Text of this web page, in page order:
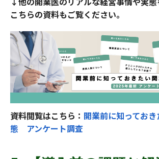
こちらの資料もご覧ください。
資料閲覧はこちら： 開業前に知ってお
態 アンケート調査